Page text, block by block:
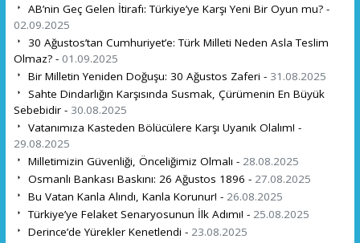
AB’nin Geç Gelen İtirafı: Türkiye’ye Karşı Yeni Bir Oyun mu? -
02.09.2025
30 Ağustos’tan Cumhuriyet’e: Türk Milleti Neden Asla Teslim
Olmaz? - 01.09.2025
Bir Milletin Yeniden Doğuşu: 30 Ağustos Zaferi - 31.08.2025
Sahte Dindarlığın Karşısında Susmak, Çürümenin En Büyük
Sebebidir - 30.08.2025
Vatanımıza Kasteden Bölücülere Karşı Uyanık Olalım! -
29.08.2025
Milletimizin Güvenliği, Önceliğimiz Olmalı - 28.08.2025
Osmanlı Bankası Baskını: 26 Ağustos 1896 - 27.08.2025
Bu Vatan Kanla Alındı, Kanla Korunur! - 26.08.2025
Türkiye’ye Felaket Senaryosunun İlk Adımı! - 25.08.2025
Derince’de Yürekler Kenetlendi - 23.08.2025